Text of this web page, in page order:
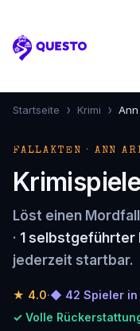
Questo
Startseite › Krimi ›
FALLAKTEN · ANN
Löst einen
· 1 selbstgeführter
jederzeit startbar.
★ 4.0·◆ 42 Spieler in
✓ Volle